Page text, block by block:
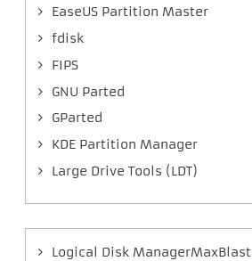
EaseUS Partition Master
fdisk
FIPS
GNU Parted
GParted
KDE Partition Manager
Large Drive Tools (LDT)
Logical Disk ManagerMaxBlast